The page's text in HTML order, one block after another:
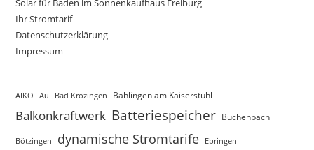
Solar für Baden im Sonnenkaufhaus Freiburg
Ihr Stromtarif
Datenschutzerklärung
Impressum
AIKO Au Bad Krozingen Bahlingen am Kaiserstuhl
Balkonkraftwerk Batteriespeicher Buchenbach
Bötzingen dynamische Stromtarife Ebringen